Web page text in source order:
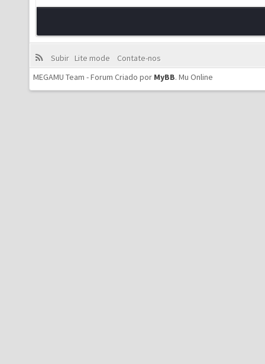
Subir Lite mode
Contate-nos
MEGAMU Team - Forum Criado por MyBB. Mu Online